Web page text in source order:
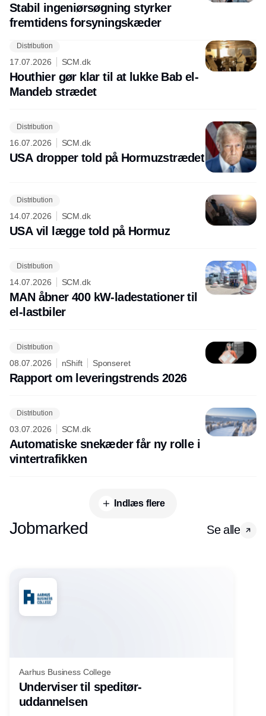
Stabil ingeniørsøgning styrker
fremtidens forsyningskæder
Distribution
17.07.2026 SCM.dk
Houthier gør klar til at lukke Bab el-
Mandeb strædet
Distribution
16.07.2026 SCM.dk
USA dropper told på Hormuzstrædet
Distribution
14.07.2026 SCM.dk
USA vil lægge told på Hormuz
Distribution
14.07.2026 SCM.dk
MAN åbner 400 kW-ladestationer til
el-lastbiler
Distribution
08.07.2026 nShift Sponseret
Rapport om leveringstrends 2026
Distribution
03.07.2026 SCM.dk
Automatiske snekæder får ny rolle i
vintertrafikken
Indlæs flere
Jobmarked Se alle
Aarhus Business College
Underviser til speditør-
uddannelsen